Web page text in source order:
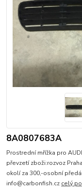
8A0807683A
Prostrední mřížka pro
převzetí zboži:rozvoz
okolí za 300,-osobní
info@carbonfish.cz celý